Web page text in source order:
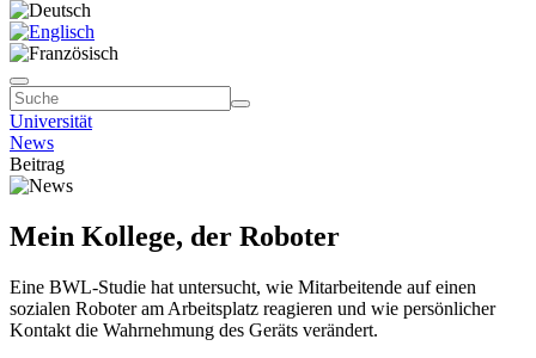
Universität
News
Beitrag
Mein Kollege, der Roboter
Eine BWL-Studie hat untersucht, wie Mitarbeitende auf einen
sozialen Roboter am Arbeitsplatz reagieren und wie persönlicher
Kontakt die Wahrnehmung des Geräts verändert.